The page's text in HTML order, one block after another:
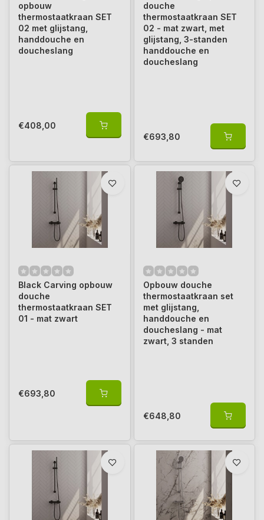
opbouw
thermostaatkraan SET
02 met glijstang,
handdouche en
doucheslang
€408,00
douche
thermostaatkraan SET
02 - mat zwart, met
glijstang, 3-standen
handdouche en
doucheslang
€693,80
Black Carving opbouw
douche
thermostaatkraan SET
01 - mat zwart
€693,80
Opbouw douche
thermostaatkraan set
met glijstang,
handdouche en
doucheslang - mat
zwart, 3 standen
€648,80